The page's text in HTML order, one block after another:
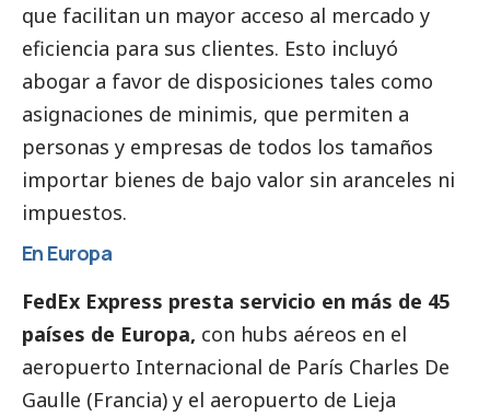
que facilitan un mayor acceso al mercado y
eficiencia para sus clientes. Esto incluyó
abogar a favor de disposiciones tales como
asignaciones de minimis, que permiten a
personas y empresas de todos los tamaños
importar bienes de bajo valor sin aranceles ni
impuestos.
En Europa
FedEx Express presta servicio en más de 45
países de Europa, con hubs aéreos en el
aeropuerto Internacional de París Charles De
Gaulle (Francia) y el aeropuerto de Lieja